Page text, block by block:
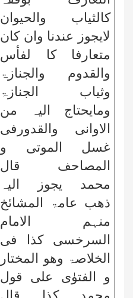
کالثیاب والحیوان
لایجوز عندنا وان کان
متعارفا کا لفأس
والقدوم والجنازۃ
وثیاب الجنازۃ
ومایحتاج الیہ من
الاوانی والقدورفی
غسل الموتی و
المصاحف قال
محمد یجوز الیہ
ذھب عامۃ المشائخ
منہم الامام
السرخسی کذا فی
الخلاصۃ وھو المختار
و الفتوٰی علی قول